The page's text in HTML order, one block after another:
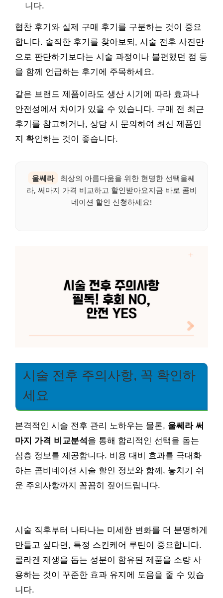
니다.
협찬 후기와 실제 구매 후기를 구분하는 것이 중요
합니다. 솔직한 후기를 찾아보되, 시술 전후 사진만
으로 판단하기보다는 시술 과정이나 불편했던 점 등
을 함께 언급하는 후기에 주목하세요.
같은 브랜드 제품이라도 생산 시기에 따라 효과나
안전성에서 차이가 있을 수 있습니다. 구매 전 최근
후기를 참고하거나, 상담 시 문의하여 최신 제품인
지 확인하는 것이 좋습니다.
울쎄라
최상의 아름다움을 위한 현명한 선택울쎄
라, 써마지 가격 비교하고 할인받아요지금 바로 콤비
네이션 할인 신청하세요!
시술 전후 주의사항, 꼭 확인하
세요
본격적인 시술 전후 관리 노하우는 물론, 울쎄라 써
마지 가격 비교분석을 통해 합리적인 선택을 돕는
심층 정보를 제공합니다. 비용 대비 효과를 극대화
하는 콤비네이션 시술 할인 정보와 함께, 놓치기 쉬
운 주의사항까지 꼼꼼히 짚어드립니다.
시술 직후부터 나타나는 미세한 변화를 더 분명하게
만들고 싶다면, 특정 스킨케어 루틴이 중요합니다.
콜라겐 재생을 돕는 성분이 함유된 제품을 소량 사
용하는 것이 꾸준한 효과 유지에 도움을 줄 수 있습
니다.